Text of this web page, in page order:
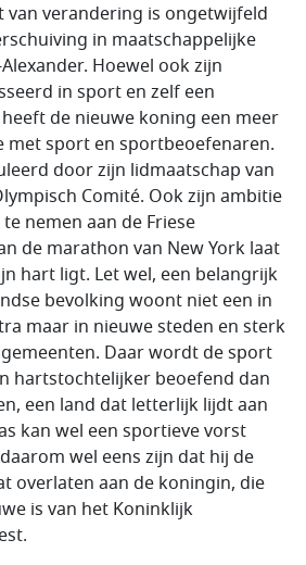
van verandering is ongetwijfeld
in maatschappelijke
Hoewel ook zijn
in sport en zelf een
de nieuwe koning een meer
met sport en sportbeoefenaren.
door zijn lidmaatschap van
Comité. Ook zijn ambitie
nemen aan de Friese
de marathon van New York laat
hart ligt. Let wel, een belangrijk
bevolking woont niet een in
maar in nieuwe steden en sterk
Daar wordt de sport
hartstochtelijker beoefend dan
een land dat letterlijk lijdt aan
kan wel een sportieve vorst
wel eens zijn dat hij de
overlaten aan de koningin, die
is van het Koninklijk